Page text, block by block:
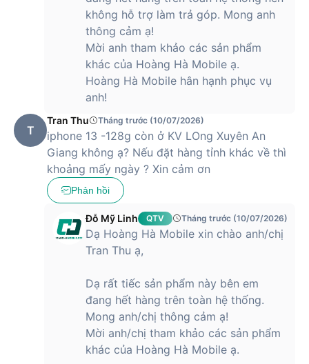
không hỗ trợ làm trả góp. Mong anh
thông cảm ạ!
Mời anh tham khảo các sản phẩm
khác của Hoàng Hà Mobile ạ.
Hoàng Hà Mobile hân hạnh phục vụ
anh!
T
Tran Thu Tháng trước (10/07/2026)
iphone 13 -128g còn ở KV LOng Xuyên An
Giang không ạ? Nếu đặt hàng tỉnh khác về thì
khoảng mấy ngày ? Xin cảm ơn
Phản hồi
Đỗ Mỹ Linh QTV Tháng trước (10/07/2026)
Dạ Hoàng Hà Mobile xin chào anh/chị
Tran Thu ạ,
Dạ rất tiếc sản phẩm này bên em
đang hết hàng trên toàn hệ thống.
Mong anh/chị thông cảm ạ!
Mời anh/chị tham khảo các sản phẩm
khác của Hoàng Hà Mobile ạ.